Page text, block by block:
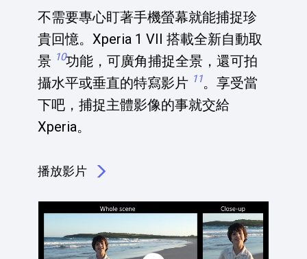
不需要專心盯著手機螢幕就能捕捉珍
貴回憶。Xperia 1 VII 搭載全新自動取
景 10功能，可廣角捕捉全景，還可拍
攝水平或垂直的特寫影片 11。享受當
下吧，捕捉主體影像的事就交給
Xperia。
播放影片
點擊播放：享受當下同時拍出絕佳影片